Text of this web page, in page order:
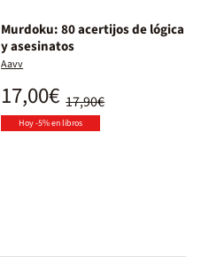
Murdoku: 80 acertijos de lógica
y asesinatos
Aavv
17,90€
17,00€
Hoy -5% en libros